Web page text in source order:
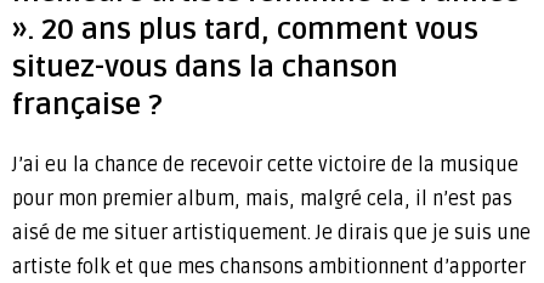
». 20 ans plus tard, comment vous
situez-vous dans la chanson
française ?
J’ai eu la chance de recevoir cette victoire de la musique
pour mon premier album, mais, malgré cela, il n’est pas
aisé de me situer artistiquement. Je dirais que je suis une
artiste folk et que mes chansons ambitionnent d’apporter